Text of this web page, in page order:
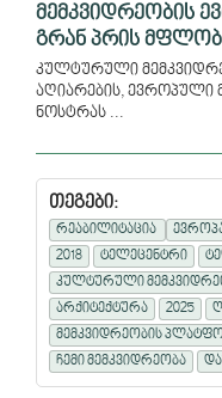
მემკვიდრეობის
გრან პრის
კულტურული
აღიარების, ევროპული
ნოსტრას ...
თეგები:
რეაბილიტაცია
2018
ტელეცენტრი
კულტურული
არქიტექტურა
2025
მემკვიდრეობის
ჩემი მემკვიდრეობა